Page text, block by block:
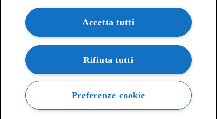
Contatti e recapiti
my.zanichelli.it
Filiali e agenzie
Acquisti: informazioni precontrattuali
Area stampa
Privacy
Accetta tutti
Rifiuta tutti
Preferenze cookie